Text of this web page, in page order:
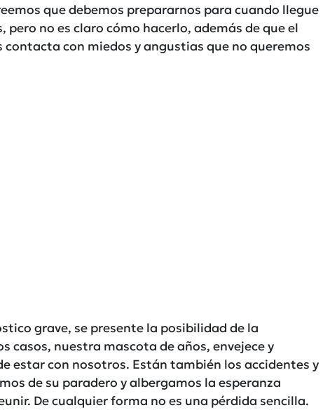
que debemos prepararnos para cuando llegue
pero no es claro cómo hacerlo, además de que el
con miedos y angustias que no queremos
grave, se presente la posibilidad de la
casos, nuestra mascota de años, envejece y
estar con nosotros. Están también los accidentes y
de su paradero y albergamos la esperanza
De cualquier forma no es una pérdida sencilla.